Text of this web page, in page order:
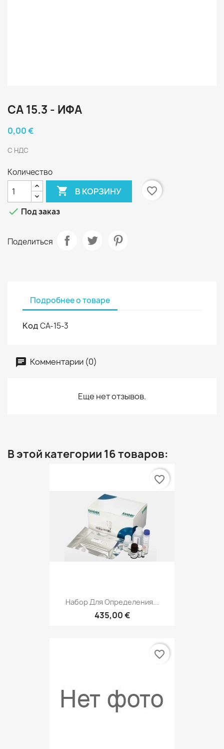
СА 15.3 - ИФА
0,00 €
С НДС
Количество
 В КОРЗИНУ
favorite_border
 Под заказ
Поделиться
Подробнее о товаре
КодСА-15-3
Комментарии (0)
Еще нет отзывов.
В этой категории 16 товаров:
Набор Для Определения...
435,00 €
favorite_border
favorite_border